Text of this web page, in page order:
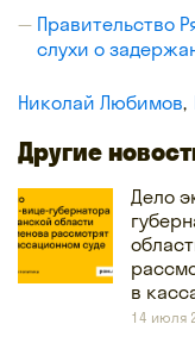
Правительство
слухи о
Николай Любимов
Другие
Дело
в
14 июля